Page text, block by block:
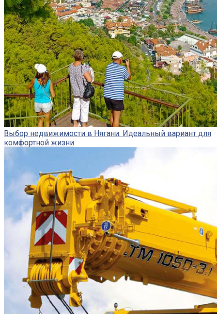
Выбор недвижимости в Нягани: Идеальный вариант для
комфортной жизни